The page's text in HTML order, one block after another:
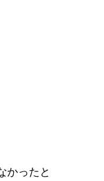
かったと